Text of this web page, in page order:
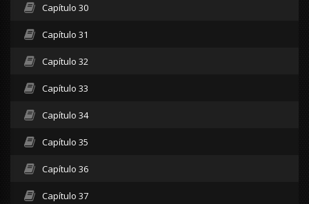
Capítulo 30
Capítulo 31
Capítulo 32
Capítulo 33
Capítulo 34
Capítulo 35
Capítulo 36
Capítulo 37